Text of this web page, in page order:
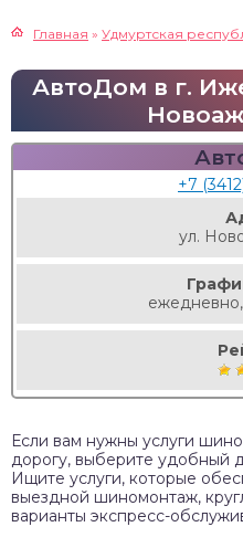
Главная » Удмуртская
АвтоДом в г.
+7
ул.
ежедневно,
Если вам нужны услуги
дорогу, выберите удобный
Ищите услуги, которые
выездной шиномонтаж,
варианты экспресс-